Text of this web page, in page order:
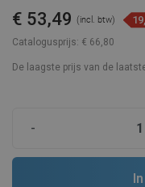
Catalogusprijs: € 66,80
€ 53,49 (incl. btw)
De laagste prijs van de
-